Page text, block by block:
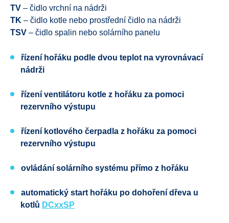
TV – čidlo vrchní na nádrži
TK – čidlo kotle nebo prostřední čidlo na nádrži
TSV – čidlo spalin nebo solárního panelu
řízení hořáku podle dvou teplot na vyrovnávací
nádrži
řízení ventilátoru kotle z hořáku za pomoci
rezervního výstupu
řízení kotlového čerpadla z hořáku za pomoci
rezervního výstupu
ovládání solárního systému přímo z hořáku
automatický start hořáku po dohoření dřeva u
kotlů DCxxSP